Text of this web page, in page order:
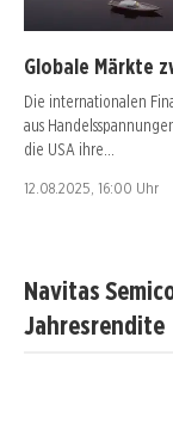
Globale Märkte
Die internationalen
aus
die USA ihre…
12.08.2025, 16:00 Uhr
Navitas
Jahresrendite